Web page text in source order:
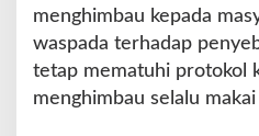
P
e
m
b
menghimbau kepada
waspada terhadap
tetap mematuhi protokol
menghimbau selalu makai